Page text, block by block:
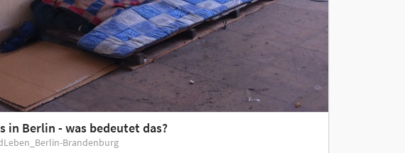
in Berlin - was bedeutet das?
Brandenburg